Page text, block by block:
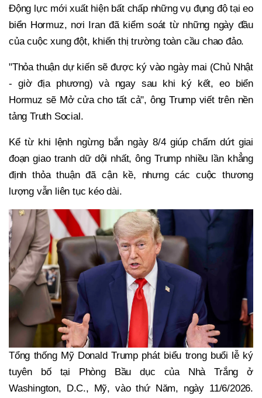
Động lực mới xuất hiện bất chấp những vụ đụng độ tại eo
biển Hormuz, nơi Iran đã kiểm soát từ những ngày đầu
của cuộc xung đột, khiến thị trường toàn cầu chao đảo.
"Thỏa thuận dự kiến sẽ được ký vào ngày mai (Chủ Nhật
- giờ địa phương) và ngay sau khi ký kết, eo biển
Hormuz sẽ Mở cửa cho tất cả", ông Trump viết trên nền
tảng Truth Social.
Kể từ khi lệnh ngừng bắn ngày 8/4 giúp chấm dứt giai
đoạn giao tranh dữ dội nhất, ông Trump nhiều lần khẳng
định thỏa thuận đã cận kề, nhưng các cuộc thương
lượng vẫn liên tục kéo dài.
Tổng thống Mỹ Donald Trump phát biểu trong buổi lễ ký
tuyên bố tại Phòng Bầu dục của Nhà Trắng ở
Washington, D.C., Mỹ, vào thứ Năm, ngày 11/6/2026.